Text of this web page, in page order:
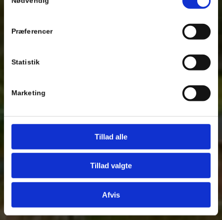
Præferencer
Statistik
Marketing
Tillad alle
Tillad valgte
Afvis